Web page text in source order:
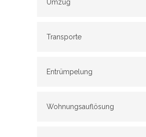
Umzug
Transporte
Entrümpelung
Wohnungsauflösung